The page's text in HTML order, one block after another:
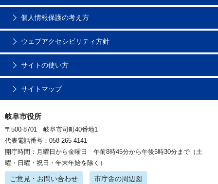
個人情報保護の考え方
ウェブアクセシビリティ方針
サイトの使い方
サイトマップ
岐阜市役所
〒500-8701 岐阜市司町40番地1
代表電話番号：058-265-4141
開庁時間：月曜日から金曜日 午前8時45分から午後5時30分まで（土
曜・日曜・祝日・年末年始を除く）
ご意見・お問い合わせ 市庁舎の周辺図